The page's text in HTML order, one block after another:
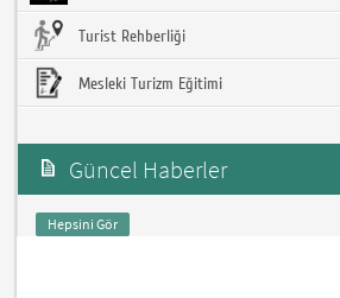
Turist Rehberliği
Mesleki Turizm Eğitimi
Güncel Haberler
Hepsini Gör